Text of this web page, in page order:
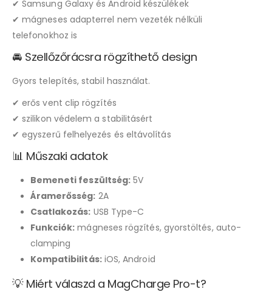
✔ Samsung Galaxy és Android készülékek
✔ mágneses adapterrel nem vezeték nélküli
telefonokhoz is
🚘 Szellőzőrácsra rögzíthető design
Gyors telepítés, stabil használat.
✔ erős vent clip rögzítés
✔ szilikon védelem a stabilitásért
✔ egyszerű felhelyezés és eltávolítás
📊 Műszaki adatok
Bemeneti feszültség: 5V
Áramerősség: 2A
Csatlakozás: USB Type-C
Funkciók: mágneses rögzítés, gyorstöltés, auto-
clamping
Kompatibilitás:iOS, Android
💡 Miért válaszd a MagCharge Pro-t?